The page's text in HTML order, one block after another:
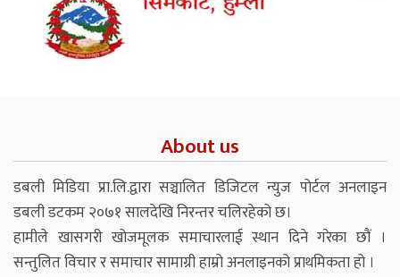
About us
डबली मिडिया प्रा.लि.द्वारा सञ्चालित डिजिटल न्युज पोर्टल अनलाइन
डबली डटकम २०७१ सालदेखि निरन्तर चलिरहेको छ।
हामीले खासगरी खोजमूलक समाचारलाई स्थान दिने गरेका छौं ।
सन्तुलित विचार र समाचार सामाग्री हाम्रो अनलाइनको प्राथमिकता हो ।